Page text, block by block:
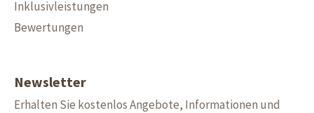
Inklusivleistungen
Bewertungen
Newsletter
Erhalten Sie kostenlos Angebote, Informationen und